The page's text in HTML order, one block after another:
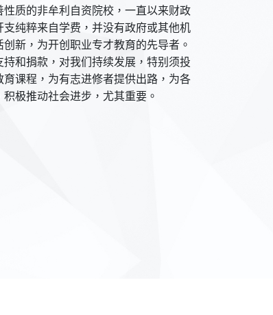
质的非牟利自资院校，一直以来财政
支纯粹来自学费，并没有政府或其他机
新，为开创职业专才教育的先导者。
和捐款，对我们持续发展，特别须投
课程，为有志进修者提供出路，为各
极推动社会进步，尤其重要。